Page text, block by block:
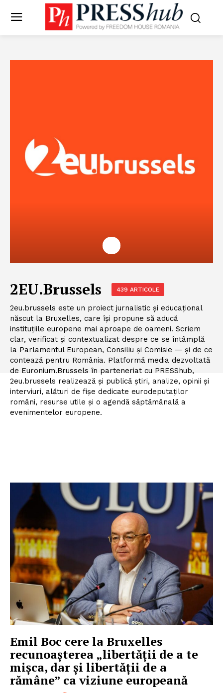
2EU.Brussels 439 ARTICOLE
2eu.brussels este un proiect jurnalistic și educațional
născut la Bruxelles, care își propune să aducă
instituțiile europene mai aproape de oameni. Scriem
clar, verificat și contextualizat despre ce se întâmplă
la Parlamentul European, Consiliu și Comisie — și de ce
contează pentru România. Platformă media dezvoltată
de Euronium.Brussels în parteneriat cu PRESShub,
2eu.brussels realizează și publică știri, analize, opinii și
interviuri, alături de fișe dedicate eurodeputaților
români, resurse utile și o agendă săptămânală a
evenimentelor europene.
Emil Boc cere la Bruxelles
recunoașterea „libertății de a te
mișca, dar și libertății de a
rămâne” ca viziune europeană